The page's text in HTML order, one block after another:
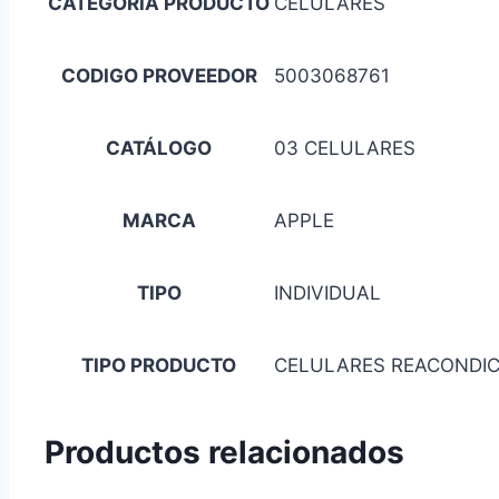
CODIGO PROVEEDOR 5003068761
CATÁLOGO 03 CELULARES
MARCA APPLE
TIPO INDIVIDUAL
TIPO PRODUCTO CELULARES
Productos relacionados